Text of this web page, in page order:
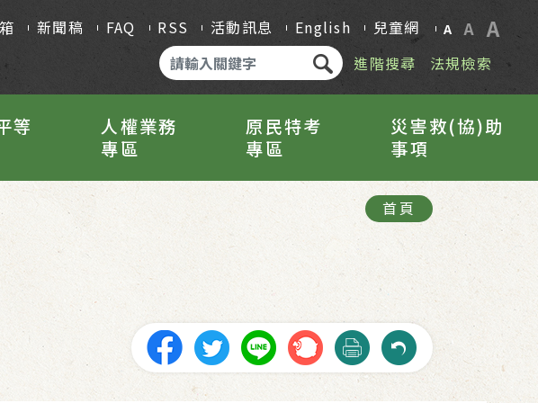
新聞稿 FAQ RSS 活動訊息 English 兒童網 A A A
進階搜尋 法規檢索
等
人權業務
專區
原民特考
專區
災害救(協)助
事項
首頁